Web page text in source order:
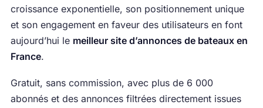
croissance exponentielle, son positionnement unique
et son engagement en faveur des utilisateurs en font
aujourd’hui le meilleur site d’annonces de bateaux en
France.
Gratuit, sans commission, avec plus de 6 000
abonnés et des annonces filtrées directement issues